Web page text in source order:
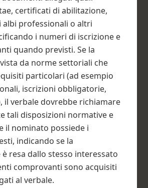
certificati di abilitazione,
albi professionali o altri
i numeri di iscrizione e
quando previsti. Se la
da norme settoriali che
particolari (ad esempio
iscrizioni obbligatorie,
il verbale dovrebbe richiamare
tali disposizioni normative e
il nominato possiede i
indicando se la
resa dallo stesso interessato
comprovanti sono acquisiti
al verbale.